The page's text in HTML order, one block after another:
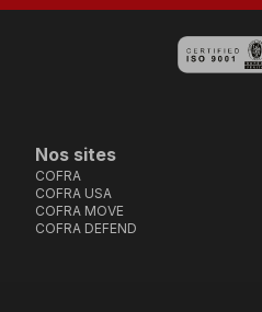
Nos sites
COFRA
COFRA USA
COFRA MOVE
COFRA DEFEND